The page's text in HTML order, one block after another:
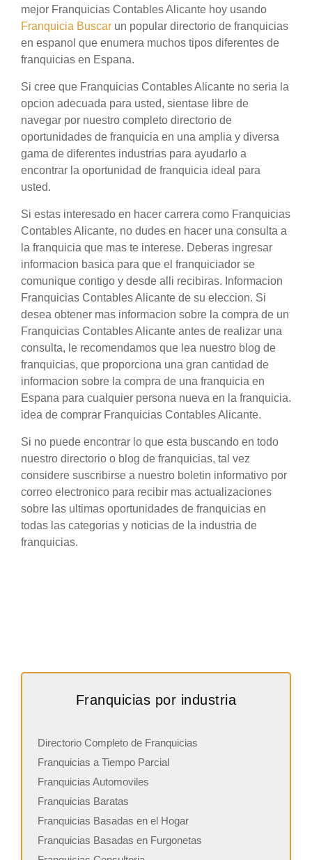
mejor Franquicias Contables Alicante hoy usando
Franquicia Buscar un popular directorio de franquicias
en espanol que enumera muchos tipos diferentes de
franquicias en Espana.
Si cree que Franquicias Contables Alicante no seria la
opcion adecuada para usted, sientase libre de
navegar por nuestro completo directorio de
oportunidades de franquicia en una amplia y diversa
gama de diferentes industrias para ayudarlo a
encontrar la oportunidad de franquicia ideal para
usted.
Si estas interesado en hacer carrera como Franquicias
Contables Alicante, no dudes en hacer una consulta a
la franquicia que mas te interese. Deberas ingresar
informacion basica para que el franquiciador se
comunique contigo y desde alli recibiras. Informacion
Franquicias Contables Alicante de su eleccion. Si
desea obtener mas informacion sobre la compra de un
Franquicias Contables Alicante antes de realizar una
consulta, le recomendamos que lea nuestro blog de
franquicias, que proporciona una gran cantidad de
informacion sobre la compra de una franquicia en
Espana para cualquier persona nueva en la franquicia.
idea de comprar Franquicias Contables Alicante.
Si no puede encontrar lo que esta buscando en todo
nuestro directorio o blog de franquicias, tal vez
considere suscribirse a nuestro boletin informativo por
correo electronico para recibir mas actualizaciones
sobre las ultimas oportunidades de franquicias en
todas las categorias y noticias de la industria de
franquicias.
Franquicias por industria
Directorio Completo de Franquicias
Franquicias a Tiempo Parcial
Franquicias Automoviles
Franquicias Baratas
Franquicias Basadas en el Hogar
Franquicias Basadas en Furgonetas